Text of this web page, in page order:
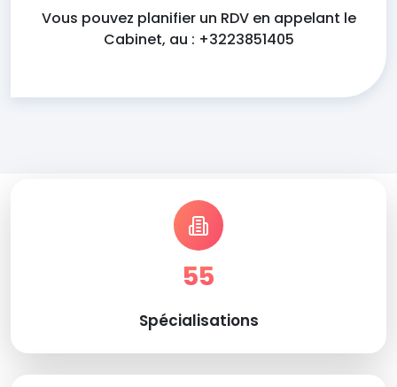
Vous pouvez planifier un RDV en appelant le
Cabinet, au : +3223851405
55
Spécialisations